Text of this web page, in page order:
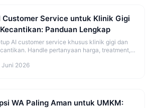
Customer Service untuk Klinik Gigi
Panduan Lengkap
AI customer service khusus klinik gigi dan
Handle pertanyaan harga, treatment,
Juni 2026
WA Paling Aman untuk UMKM: